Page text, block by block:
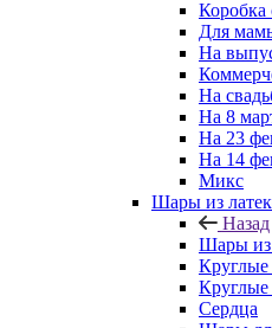
Коробка
Для
На
На
На 8
На 23
На 14
Микс
Шары из
Назад
Шары из
Круглые
Круглые
Сердца